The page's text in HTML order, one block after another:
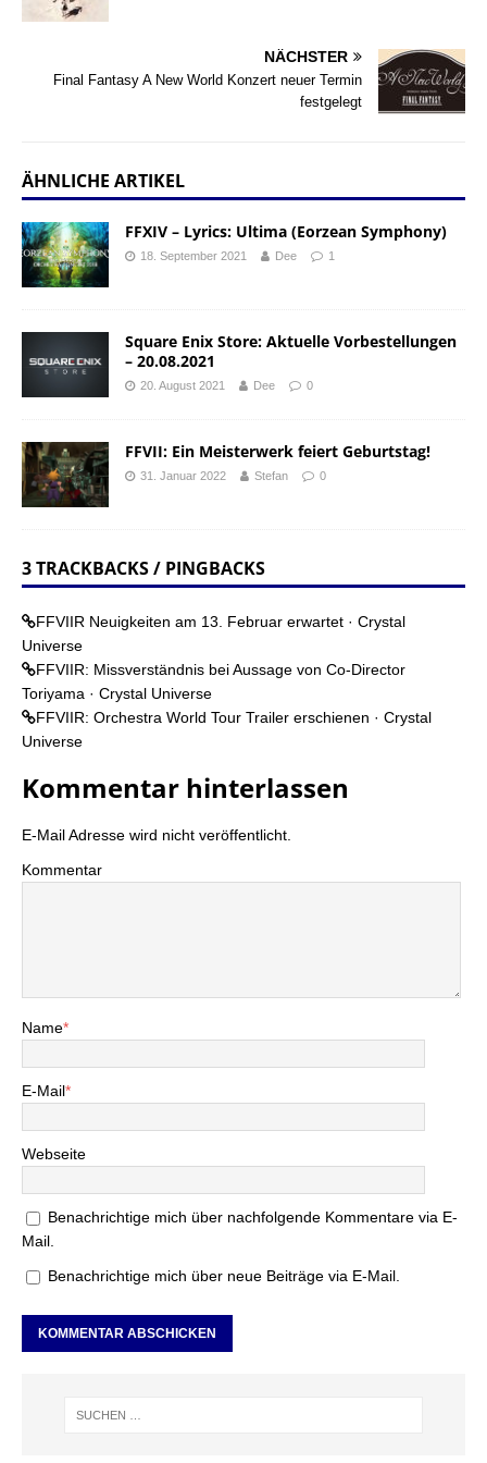
NÄCHSTER
Final Fantasy A New World Konzert neuer Termin
festgelegt
ÄHNLICHE ARTIKEL
FFXIV – Lyrics: Ultima (Eorzean Symphony)
18. September 2021 Dee 1
Square Enix Store: Aktuelle Vorbestellungen
– 20.08.2021
20. August 2021 Dee 0
FFVII: Ein Meisterwerk feiert Geburtstag!
31. Januar 2022 Stefan 0
3 TRACKBACKS / PINGBACKS
FFVIIR Neuigkeiten am 13. Februar erwartet · Crystal
Universe
FFVIIR: Missverständnis bei Aussage von Co-Director
Toriyama · Crystal Universe
FFVIIR: Orchestra World Tour Trailer erschienen · Crystal
Universe
Kommentar hinterlassen
E-Mail Adresse wird nicht veröffentlicht.
Kommentar
Name*
E-Mail*
Webseite
Benachrichtige mich über nachfolgende Kommentare via E-
Mail.
Benachrichtige mich über neue Beiträge via E-Mail.